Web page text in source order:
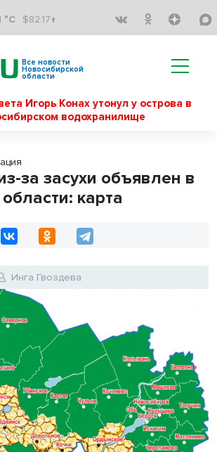
°C $82.17↑
Все новости
Новосибирской
области
Игорь Конах утонул у острова в
водохранилище
за засухи объявлен в
карта
Инга Гвоздева